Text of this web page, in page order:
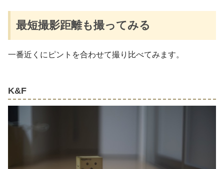
最短撮影距離も撮ってみる
一番近くにピントを合わせて撮り比べてみます。
K&F